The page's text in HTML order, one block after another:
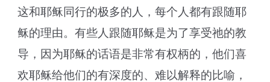
这和耶稣同行的极多的人，每个人都有跟随耶
稣的理由。有些人跟随耶稣是为了享受祂的教
导，因为耶稣的话语是非常有权柄的，他们喜
欢耶稣给他们的有深度的、难以解释的比喻，